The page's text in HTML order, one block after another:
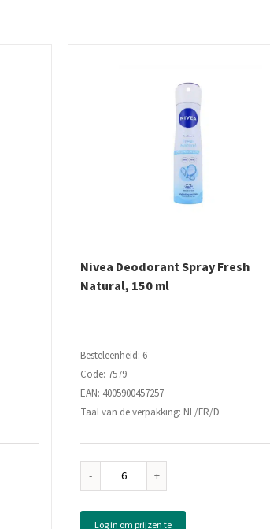
Nivea Deodorant Spray Fresh
Natural, 150 ml
Besteleenheid: 6
Code: 7579
EAN: 4005900457257
Taal van de verpakking: NL/FR/D
Nivea
Spray
Log in om prijzen te